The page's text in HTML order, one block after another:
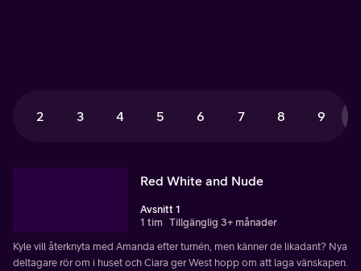
2 3 4 5 6 7 8 9
Red White and Nude
Avsnitt 1
1 tim Tillgänglig 3+ månader
Kyle vill återknyta med Amanda efter turnén, men känner de likadant? Nya
deltagare rör om i huset och Ciara ger West hopp om att laga vänskapen.